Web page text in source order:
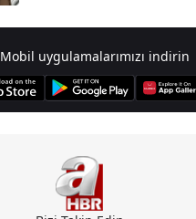
Mobil uygulamalarımızı indirin